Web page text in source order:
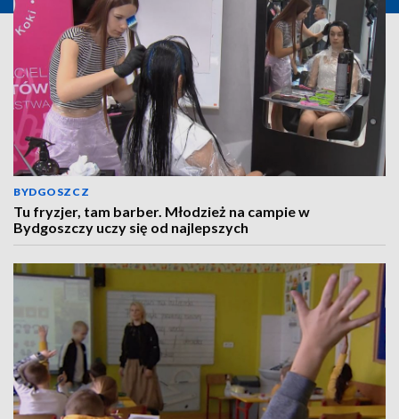
BYDGOSZCZ
Tu fryzjer, tam barber. Młodzież na campie w
Bydgoszczy uczy się od najlepszych